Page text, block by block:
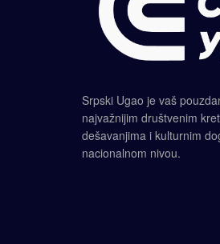
Srpski Ugao je vaš
najvažnijim društvenim
dešavanjima i kulturnim
nacionalnom nivou.